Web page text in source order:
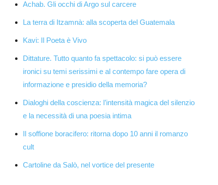
Achab. Gli occhi di Argo sul carcere
La terra di Itzamnà: alla scoperta del Guatemala
Kavi: Il Poeta è Vivo
Dittature. Tutto quanto fa spettacolo: si può essere
ironici su temi serissimi e al contempo fare opera di
informazione e presidio della memoria?
Dialoghi della coscienza: l’intensità magica del silenzio
e la necessità di una poesia intima
Il soffione boracifero: ritorna dopo 10 anni il romanzo
cult
Cartoline da Salò, nel vortice del presente